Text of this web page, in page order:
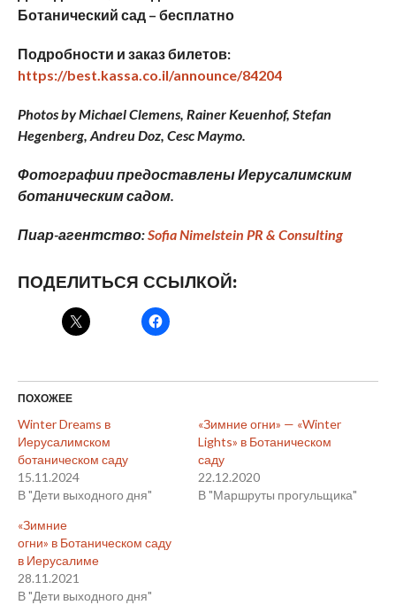
Ботанический сад – бесплатно
Подробности и заказ билетов:
https://best.kassa.co.il/announce/84204
Photos by Michael Clemens, Rainer Keuenhof, Stefan
Hegenberg, Andreu Doz, Cesc Maymo.
Фотографии предоставлены Иерусалимским
ботаническим садом.
Пиар-агентство:Sofia Nimelstein PR & Consulting
ПОДЕЛИТЬСЯ ССЫЛКОЙ:
ПОХОЖЕЕ
Winter Dreams в
Иерусалимском
ботаническом саду
15.11.2024
В "Дети выходного дня"
«Зимние огни» — «Winter
Lights» в Ботаническом
саду
22.12.2020
В "Маршруты прогульщика"
«Зимние
огни» в Ботаническом саду
в Иерусалиме
28.11.2021
В "Дети выходного дня"